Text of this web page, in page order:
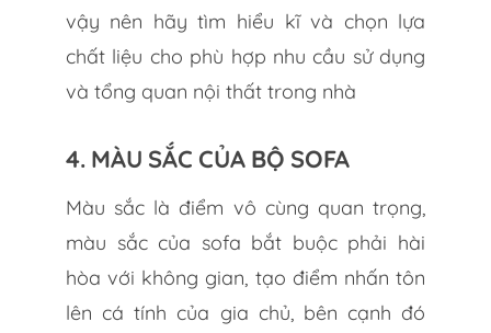
vậy nên hãy tìm hiểu kĩ và chọn lựa
chất liệu cho phù hợp nhu cầu sử dụng
và tổng quan nội thất trong nhà
4. MÀU SẮC CỦA BỘ SOFA
Màu sắc là điểm vô cùng quan trọng,
màu sắc của sofa bắt buộc phải hài
hòa với không gian, tạo điểm nhấn tôn
lên cá tính của gia chủ, bên cạnh đó